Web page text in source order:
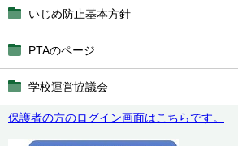
いじめ防止基本方針
PTAのページ
学校運営協議会
保護者の方のログイン画面はこちらです。